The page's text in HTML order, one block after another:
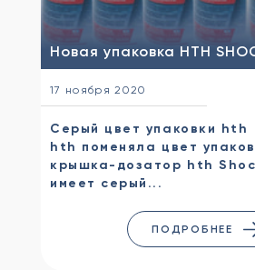
Новая упаковка HTH
17 ноября 2020
Серый цвет упаковки
hth поменяла цвет
крышка-дозатор hth
имеет серый...
ПОДРОБНЕЕ